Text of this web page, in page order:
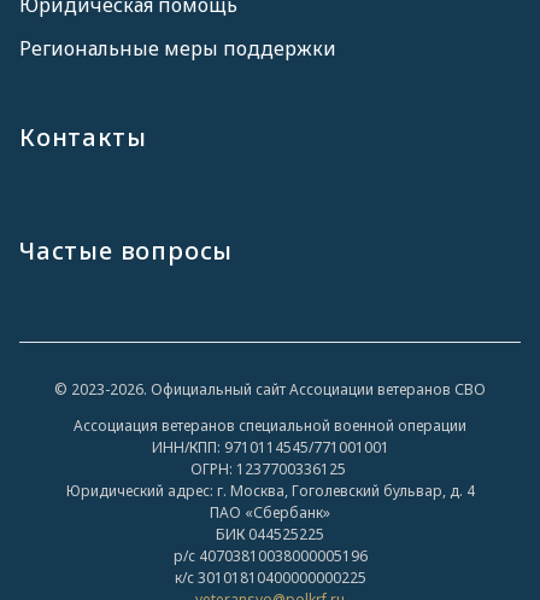
Юридическая помощь
Региональные меры поддержки
Контакты
Частые вопросы
© 2023-2026. Официальный сайт Ассоциации ветеранов СВО
Ассоциация ветеранов специальной военной операции
ИНН/КПП: 9710114545/771001001
ОГРН: 1237700336125
Юридический адрес: г. Москва, Гоголевский бульвар, д. 4
ПАО «Сбербанк»
БИК 044525225
р/с 40703810038000005196
к/с 30101810400000000225